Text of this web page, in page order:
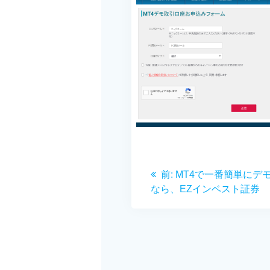
投
稿
前: 前
の
MT4で一番簡単にデ
なら、EZインベスト証券